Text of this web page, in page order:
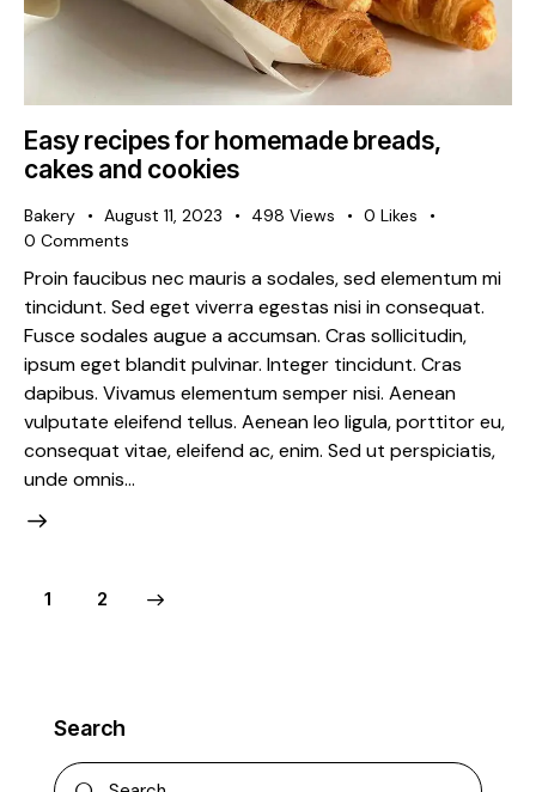
Easy recipes for homemade breads,
cakes and cookies
Bakery August 11, 2023 498 Views 0 Likes
0 Comments
Proin faucibus nec mauris a sodales, sed elementum mi
tincidunt. Sed eget viverra egestas nisi in consequat.
Fusce sodales augue a accumsan. Cras sollicitudin,
ipsum eget blandit pulvinar. Integer tincidunt. Cras
dapibus. Vivamus elementum semper nisi. Aenean
vulputate eleifend tellus. Aenean leo ligula, porttitor eu,
consequat vitae, eleifend ac, enim. Sed ut perspiciatis,
unde omnis…
1 2
Search